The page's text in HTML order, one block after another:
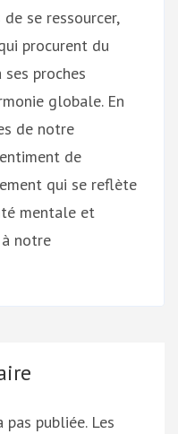
se ressourcer,
procurent du
proches
globale. En
de notre
de
qui se reflète
mentale et
notre
pas publiée. Les